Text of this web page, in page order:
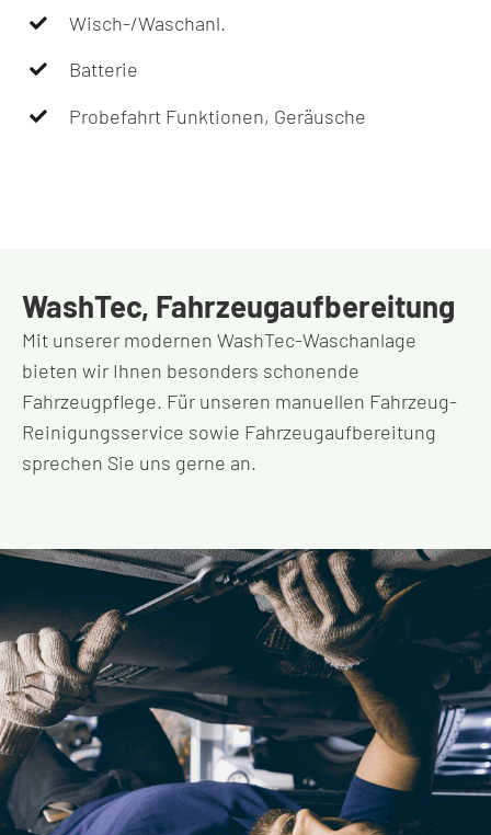
Wisch-/Waschanl.
Batterie
Probefahrt Funktionen, Geräusche
WashTec, Fahrzeugaufbereitung
Mit unserer modernen WashTec-Waschanlage
bieten wir Ihnen besonders schonende
Fahrzeugpflege. Für unseren manuellen Fahrzeug-
Reinigungsservice sowie Fahrzeugaufbereitung
sprechen Sie uns gerne an.